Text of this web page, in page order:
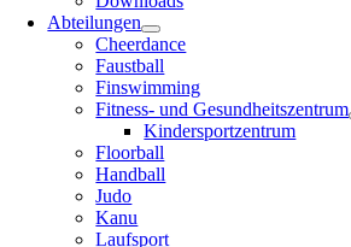
Abteilungen
Cheerdance
Faustball
Finswimming
Fitness- und Gesundheitszentrum
Kindersportzentrum
Floorball
Handball
Judo
Kanu
Laufsport